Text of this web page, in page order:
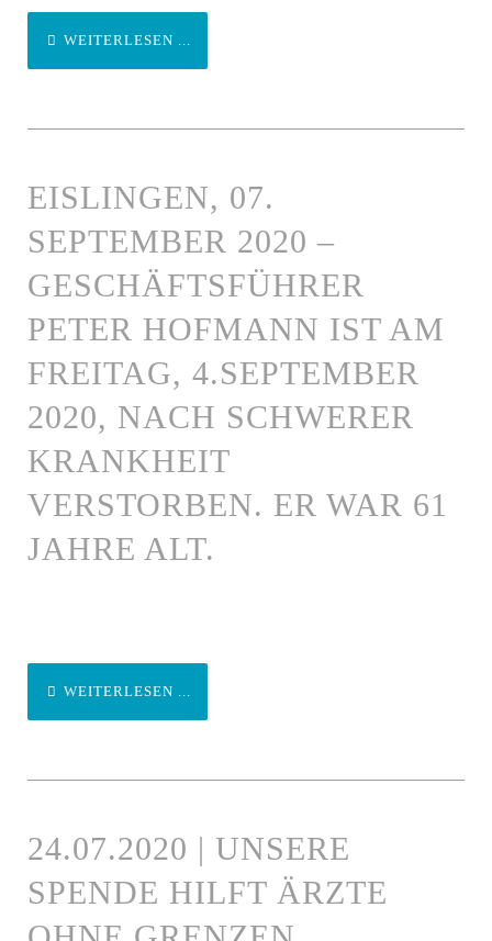
WEITERLESEN ...
EISLINGEN, 07.
SEPTEMBER 2020 –
GESCHÄFTSFÜHRER
PETER HOFMANN IST AM
FREITAG, 4.SEPTEMBER
2020, NACH SCHWERER
KRANKHEIT
VERSTORBEN. ER WAR 61
JAHRE ALT.
WEITERLESEN ...
24.07.2020 | UNSERE
SPENDE HILFT ÄRZTE